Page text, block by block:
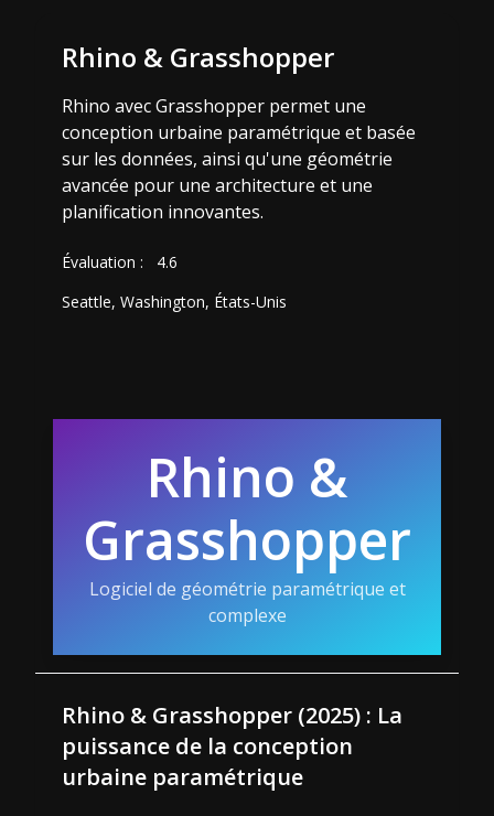
Rhino & Grasshopper
Rhino avec Grasshopper permet une
conception urbaine paramétrique et basée
sur les données, ainsi qu'une géométrie
avancée pour une architecture et une
planification innovantes.
Évaluation :
4.6
Seattle, Washington, États-Unis
Rhino &
Grasshopper
Logiciel de géométrie paramétrique et
complexe
Rhino & Grasshopper (2025) : La
puissance de la conception
urbaine paramétrique